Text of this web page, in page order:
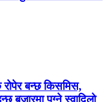
बन्छ किसमिस,
बजारमा पुग्ने स्वादिलो